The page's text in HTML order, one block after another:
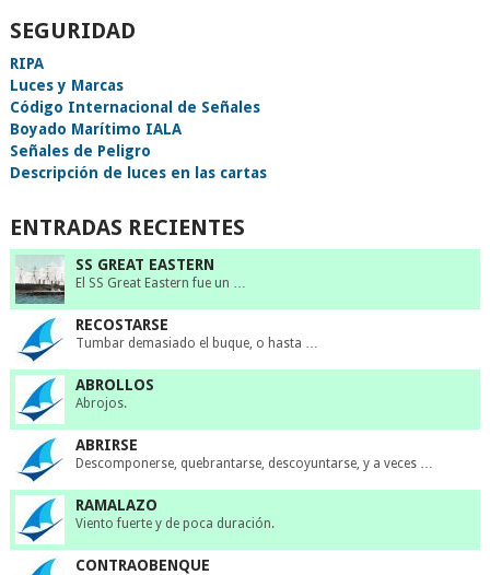
SEGURIDAD
RIPA
Luces y Marcas
Código Internacional de Señales
Boyado Marítimo IALA
Señales de Peligro
Descripción de luces en las cartas
ENTRADAS RECIENTES
SS GREAT EASTERN
El SS Great Eastern fue un …
RECOSTARSE
Tumbar demasiado el buque, o hasta …
ABROLLOS
Abrojos.
ABRIRSE
Descomponerse, quebrantarse, descoyuntarse, y a veces …
RAMALAZO
Viento fuerte y de poca duración.
CONTRAOBENQUE